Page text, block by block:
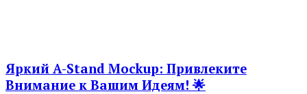
Яркий A-Stand Mockup: Привлеките
Внимание к Вашим Идеям! 🌟